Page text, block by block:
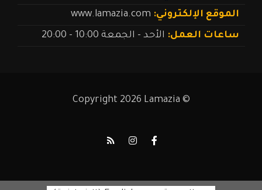
الموقع الإلكتروني: www.lamazia.com
ساعات العمل: الأحد - الجمعة 10:00 - 20:00
© Copyright 2026 Lamazia